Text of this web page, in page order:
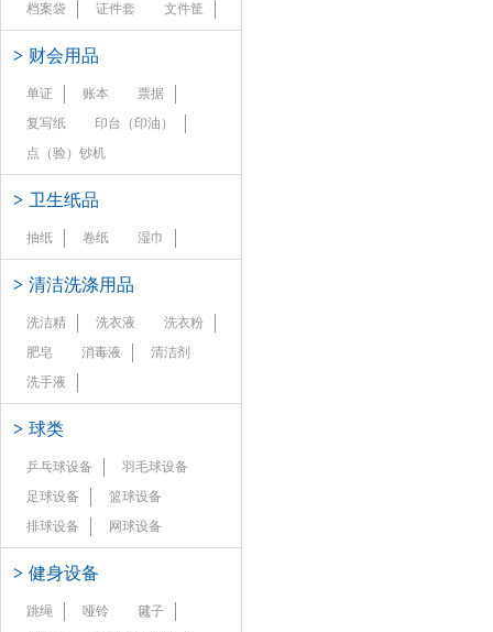
档案袋
证件套 文件筐
> 财会用品
单证 账本
票据
复写纸
印台（印油）
点（验）钞机
> 卫生纸品
抽纸 卷纸 湿巾
> 清洁洗涤用品
洗洁精 洗衣液
洗衣粉
肥皂
消毒液
清洁剂
洗手液
> 球类
乒乓球设备
羽毛球设备
足球设备
篮球设备
排球设备
网球设备
> 健身设备
跳绳 哑铃
毽子